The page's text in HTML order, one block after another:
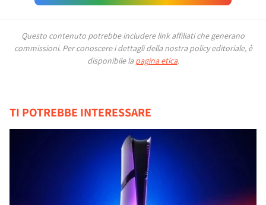
Questo contenuto potrebbe includere link affiliati che generano
commissioni. Per conoscere i dettagli della nostra policy editoriale, è
disponibile la pagina etica.
TI POTREBBE INTERESSARE